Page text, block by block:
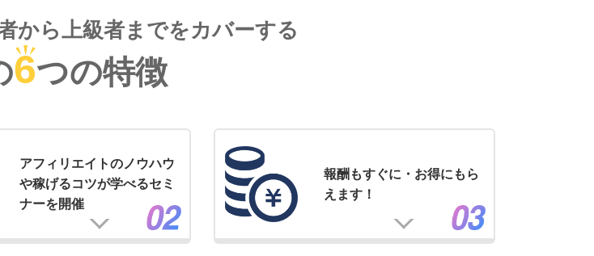
から上級者までをカバーする
6つの特徴
アフィリエイトのノウハウ
や稼げるコツが学べるセミ
ナーを開催
報酬もすぐに・お得にもら
えます！